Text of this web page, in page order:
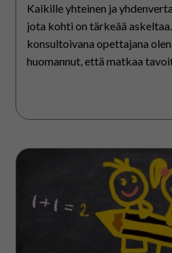
Kaikille yhteinen ja
jota kohti on tärkeää
konsultoivana opettajana
huomannut, että matkaa
Kouluviikon